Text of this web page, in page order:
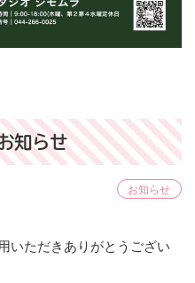
知らせ
お知らせ
いただきありがとうござい